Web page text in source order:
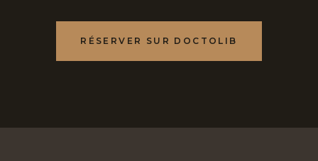
RÉSERVER SUR DOCTOLIB